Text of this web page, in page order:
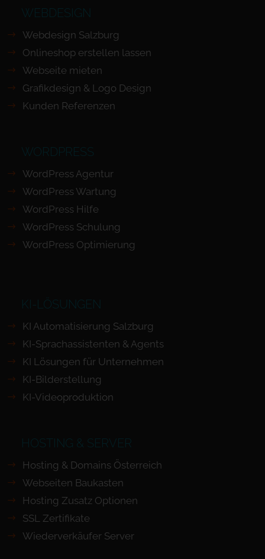
WEBDESIGN
Webdesign Salzburg
Onlineshop erstellen lassen
Webseite mieten
Grafikdesign & Logo Design
Kunden Referenzen
WORDPRESS
WordPress Agentur
WordPress Wartung
WordPress Hilfe
WordPress Schulung
WordPress Optimierung
KI-LÖSUNGEN
KI Automatisierung Salzburg
KI-Sprachassistenten & Agents
KI Lösungen für Unternehmen
KI-Bilderstellung
KI-Videoproduktion
HOSTING & SERVER
Hosting & Domains Österreich
Webseiten Baukasten
Hosting Zusatz Optionen
SSL Zertifikate
Wiederverkäufer Server